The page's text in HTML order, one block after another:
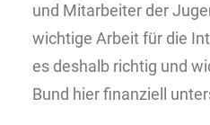
und Mitarbeiter der
wichtige Arbeit für die
es deshalb richtig und
Bund hier finanziell